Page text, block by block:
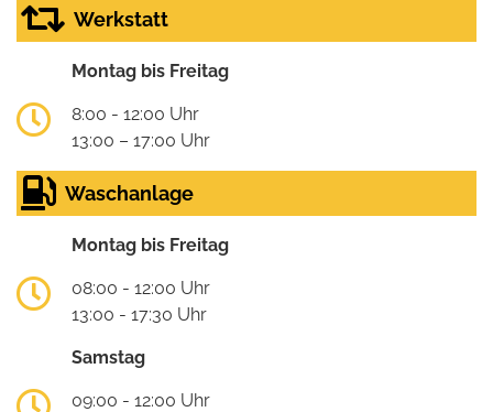
Werkstatt
Montag bis Freitag
8:00 - 12:00 Uhr
13:00 – 17:00 Uhr
Waschanlage
Montag bis Freitag
08:00 - 12:00 Uhr
13:00 - 17:30 Uhr
Samstag
09:00 - 12:00 Uhr